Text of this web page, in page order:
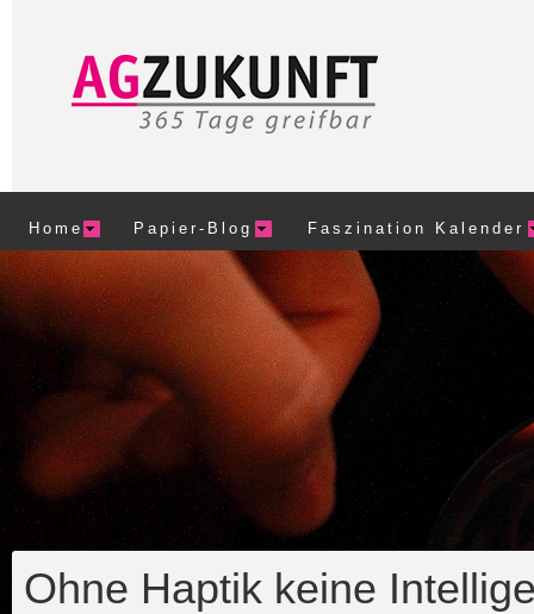
Home Papier-Blog Faszination Kalender
Ohne Haptik keine